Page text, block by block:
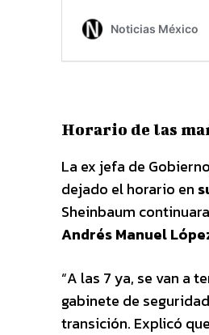
Horario de las
La ex jefa de
dejado el horario en
Sheinbaum
Andrés Manuel
“A las 7 ya, se van a
gabinete de
transición. Explicó que